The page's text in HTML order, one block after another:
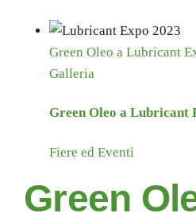
Green Oleo a Lubricant
Galleria
Green Oleo a Lubricant
Fiere ed Eventi
Green